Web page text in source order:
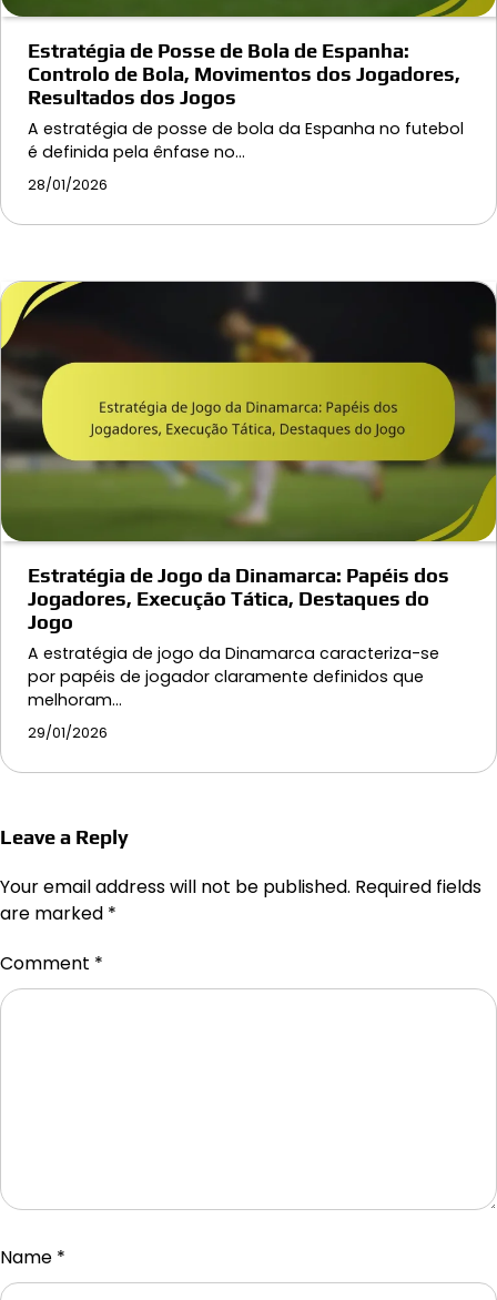
Estratégia de Posse de Bola de Espanha:
Controlo de Bola, Movimentos dos Jogadores,
Resultados dos Jogos
A estratégia de posse de bola da Espanha no futebol
é definida pela ênfase no…
28/01/2026
Estratégia de Jogo da Dinamarca: Papéis dos
Jogadores, Execução Tática, Destaques do
Jogo
A estratégia de jogo da Dinamarca caracteriza-se
por papéis de jogador claramente definidos que
melhoram…
29/01/2026
Leave a Reply
Your email address will not be published. Required fields
are marked *
Comment *
Name *